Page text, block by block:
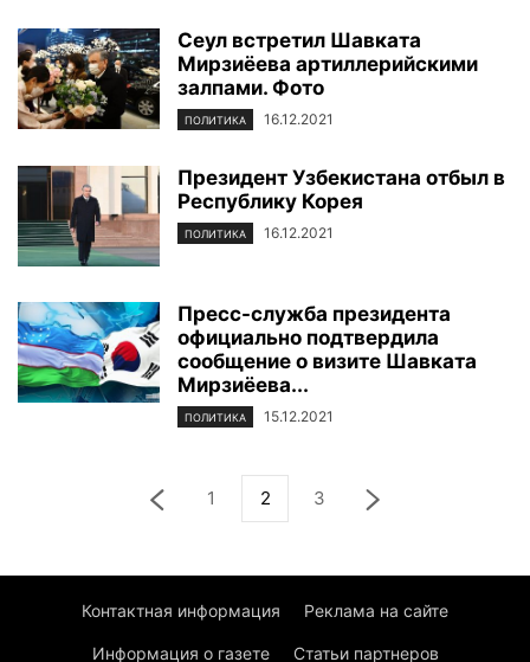
Сеул встретил Шавката
Мирзиёева артиллерийскими
залпами. Фото
ПОЛИТИКА 16.12.2021
Президент Узбекистана отбыл в
Республику Корея
ПОЛИТИКА 16.12.2021
Пресс-служба президента
официально подтвердила
сообщение о визите Шавката
Мирзиёева...
ПОЛИТИКА 15.12.2021
1 2 3
Контактная информация Реклама на сайте
Информация о газете Статьи партнеров